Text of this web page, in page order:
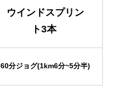
ウインドスプリン
ト3本
60分ジョグ(1km6分~5分半)